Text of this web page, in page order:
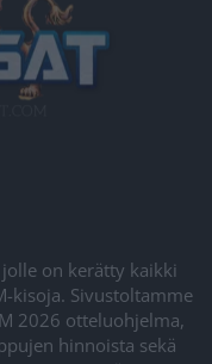
on kerätty kaikki
kisoja. Sivustoltamme
2026 otteluohjelma,
hinnoista sekä